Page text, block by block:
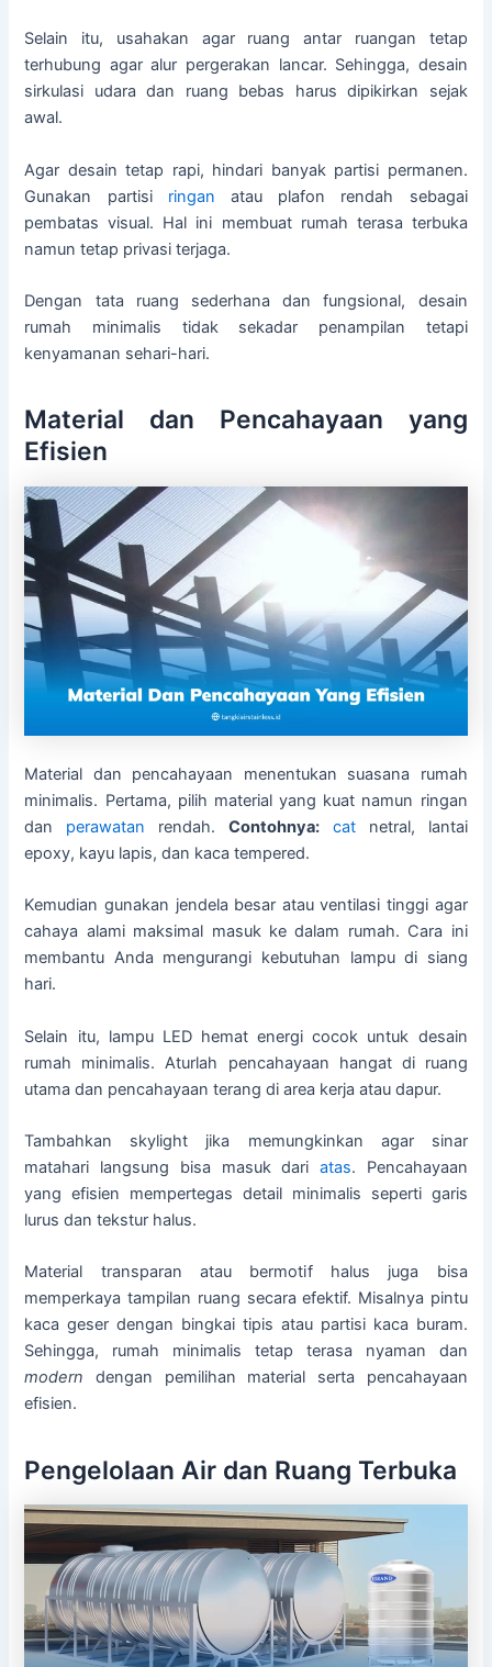
Selain itu, usahakan agar ruang antar ruangan tetap
terhubung agar alur pergerakan lancar. Sehingga, desain
sirkulasi udara dan ruang bebas harus dipikirkan sejak
awal.
Agar desain tetap rapi, hindari banyak partisi permanen.
Gunakan partisi ringan atau plafon rendah sebagai
pembatas visual. Hal ini membuat rumah terasa terbuka
namun tetap privasi terjaga.
Dengan tata ruang sederhana dan fungsional, desain
rumah minimalis tidak sekadar penampilan tetapi
kenyamanan sehari-hari.
Material dan Pencahayaan yang
Efisien
Material dan pencahayaan menentukan suasana rumah
minimalis. Pertama, pilih material yang kuat namun ringan
dan perawatan rendah.Contohnya: catnetral, lantai
epoxy, kayu lapis, dan kaca tempered.
Kemudian gunakan jendela besar atau ventilasi tinggi agar
cahaya alami maksimal masuk ke dalam rumah. Cara ini
membantu Anda mengurangi kebutuhan lampu di siang
hari.
Selain itu, lampu LED hemat energi cocok untuk desain
rumah minimalis. Aturlah pencahayaan hangat di ruang
utama dan pencahayaan terang di area kerja atau dapur.
Tambahkan skylight jika memungkinkan agar sinar
matahari langsung bisa masuk dari atas. Pencahayaan
yang efisien mempertegas detail minimalis seperti garis
lurus dan tekstur halus.
Material transparan atau bermotif halus juga bisa
memperkaya tampilan ruang secara efektif. Misalnya pintu
kaca geser dengan bingkai tipis atau partisi kaca buram.
Sehingga, rumah minimalis tetap terasa nyaman dan
modern dengan pemilihan material serta pencahayaan
efisien.
Pengelolaan Air dan Ruang Terbuka